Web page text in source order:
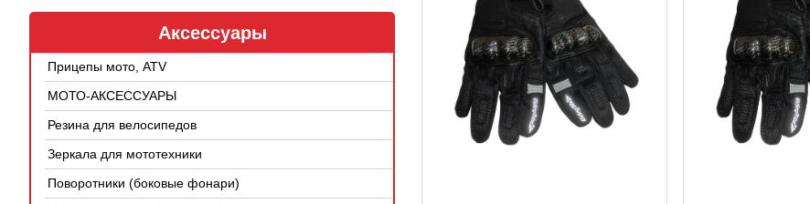
Аксессуары
Прицепы мото, ATV
МОТО-АКСЕССУАРЫ
Резина для велосипедов
Зеркала для мототехники
Поворотники (боковые фонари)